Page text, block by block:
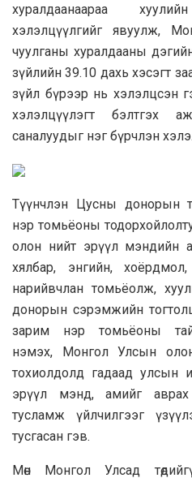
хуралдаанаараа
хэлэлцүүлгийг явуулж,
чуулганы хуралдааны
зүйлийн 39.10 дахь хэсэгт
зүйл бүрээр нь хэлэлцсэн
хэлэлцүүлэгт бэлтгэх
саналуудыг нэг бүрчлэн
Түүнчлэн Цусны донорын
нэр томьёоны
олон нийт эрүүл мэндийн
хялбар, энгийн,
нарийвчлан томьёолж,
донорын сэрэмжийн
зарим нэр томьёоны
нэмэх, Монгол Улсын
тохиолдолд гадаад улсын
эрүүл мэнд, амийг
тусламж үйлчилгээг
тусгасан гэв.
Мөн Монгол Улсад